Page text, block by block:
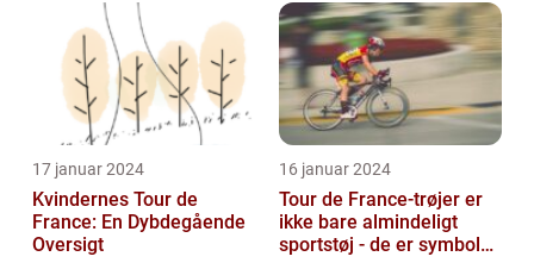
17 januar 2024
Kvindernes Tour de
France: En Dybdegående
Oversigt
16 januar 2024
Tour de France-trøjer er
ikke bare almindeligt
sportstøj - de er symboler